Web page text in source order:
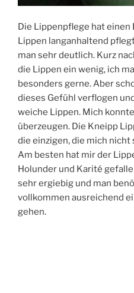
Die Lippenpflege hat einen
Lippen langanhaltend
man sehr deutlich. Kurz
die Lippen ein wenig, ich
besonders gerne. Aber
dieses Gefühl verflogen
weiche Lippen. Mich
überzeugen. Die Kneipp
die einzigen, die mich
Am besten hat mir der
Holunder und Karité
sehr ergiebig und man
vollkommen ausreichend
gehen.